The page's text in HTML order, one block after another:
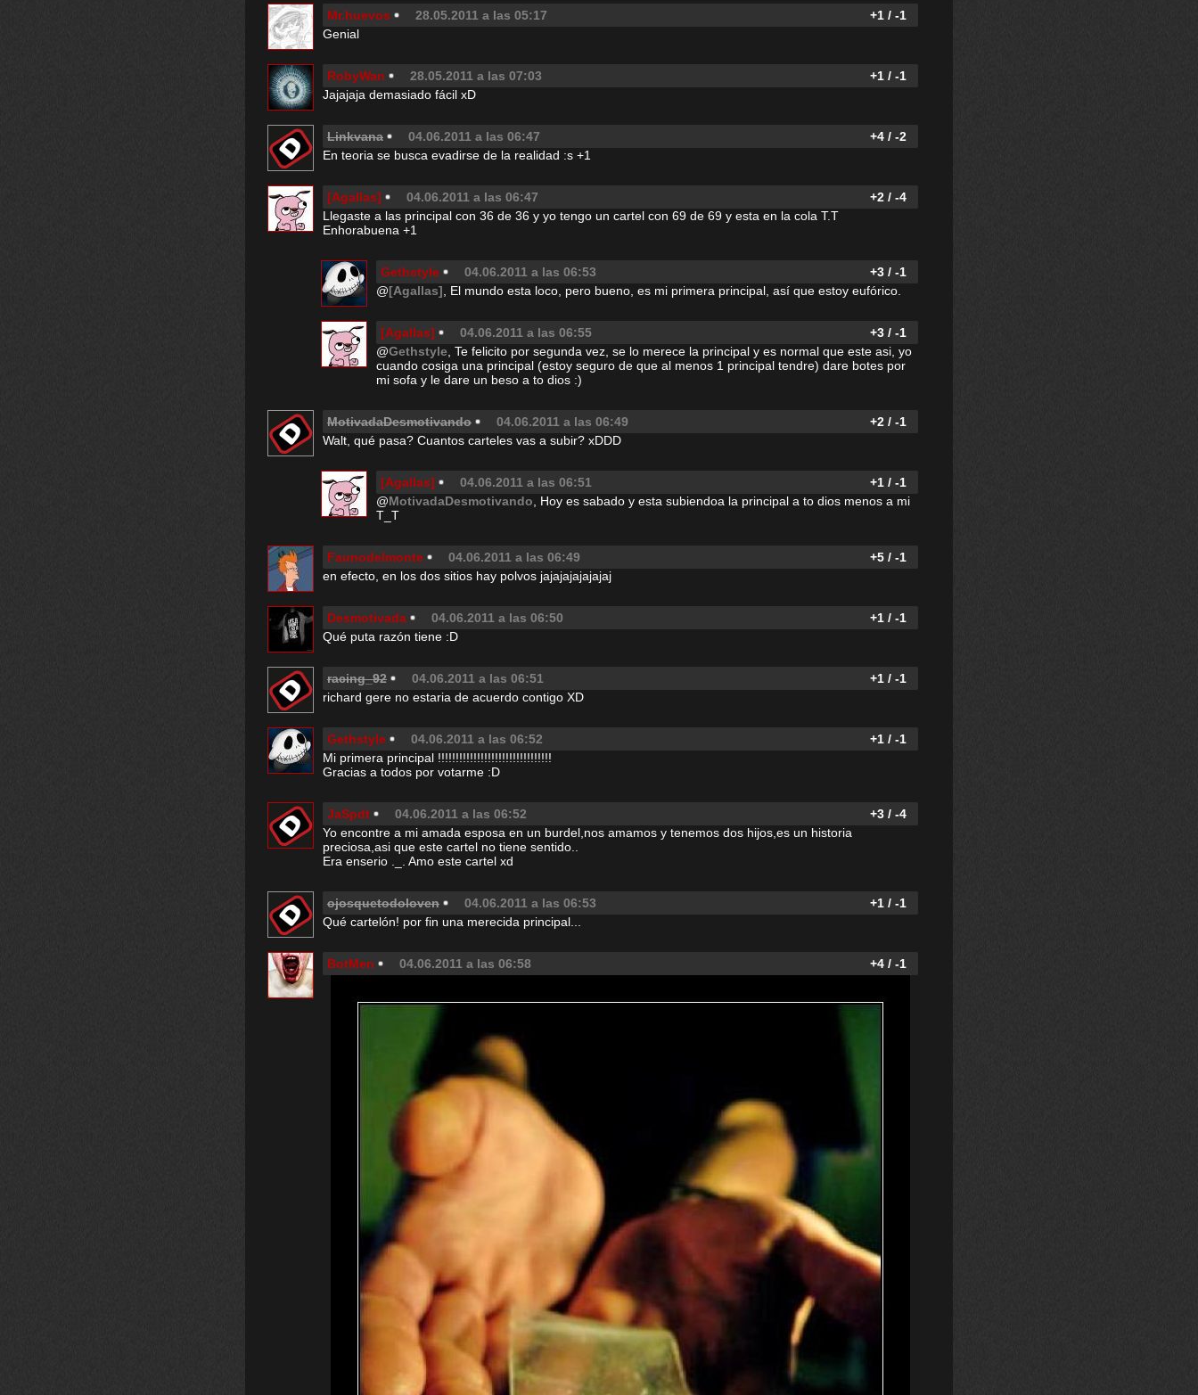
Mr.huevos 28.05.2011 a las 05:17
+1 / -1
Genial
RobyWan 28.05.2011 a las 07:03
+1 / -1
Jajajaja demasiado fácil xD
Linkvana 04.06.2011 a las 06:47
+4 / -2
En teoria se busca evadirse de la realidad :s +1
[Agallas] 04.06.2011 a las 06:47
+2 / -4
Llegaste a las principal con 36 de 36 y yo tengo un cartel con 69 de 69 y esta en la cola T.T
Enhorabuena +1
Gethstyle 04.06.2011 a las 06:53
+3 / -1
@[Agallas] , El mundo esta loco, pero bueno, es mi primera principal, así que estoy eufórico.
[Agallas] 04.06.2011 a las 06:55
+3 / -1
@Gethstyle , Te felicito por segunda vez, se lo merece la principal y es normal que este asi, yo
cuando cosiga una principal (estoy seguro de que al menos 1 principal tendre) dare botes por
mi sofa y le dare un beso a to dios :)
MotivadaDesmotivando 04.06.2011 a las 06:49
+2 / -1
Walt, qué pasa? Cuantos carteles vas a subir? xDDD
[Agallas] 04.06.2011 a las 06:51
+1 / -1
@MotivadaDesmotivando , Hoy es sabado y esta subiendoa la principal a to dios menos a mi
T_T
Faunodelmonte 04.06.2011 a las 06:49
+5 / -1
en efecto, en los dos sitios hay polvos jajajajajajajaj
Desmotivada 04.06.2011 a las 06:50
+1 / -1
Qué puta razón tiene :D
racing_92 04.06.2011 a las 06:51
+1 / -1
richard gere no estaria de acuerdo contigo XD
Gethstyle 04.06.2011 a las 06:52
+1 / -1
Mi primera principal !!!!!!!!!!!!!!!!!!!!!!!!!!!!!!!!
Gracias a todos por votarme :D
JaSpdt 04.06.2011 a las 06:52
+3 / -4
Yo encontre a mi amada esposa en un burdel,nos amamos y tenemos dos hijos,es un historia
preciosa,asi que este cartel no tiene sentido..
Era enserio ._. Amo este cartel xd
ojosquetodoloven 04.06.2011 a las 06:53
+1 / -1
Qué cartelón! por fin una merecida principal...
BotMen 04.06.2011 a las 06:58 +4 / -1